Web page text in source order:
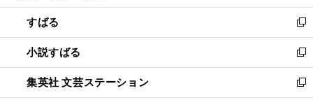
開
く
ウ
で
開
く
ン
ド
ウ
で
開
く
すばる
新
し
い
ウ
ィ
小説すばる
新
し
い
集英社 文芸ステーション
新